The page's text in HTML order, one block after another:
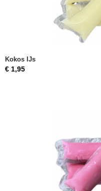
Kokos IJs
€ 1,95